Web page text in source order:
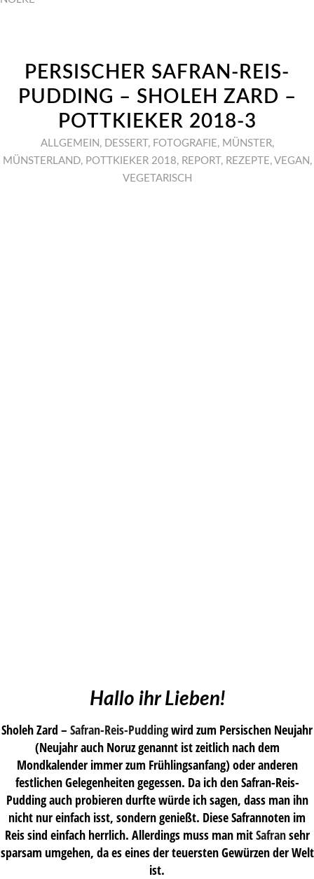
PERSISCHER SAFRAN-REIS-
PUDDING – SHOLEH ZARD –
POTTKIEKER 2018-3
ALLGEMEIN , DESSERT , FOTOGRAFIE, MÜNSTER,
MÜNSTERLAND, POTTKIEKER 2018, REPORT , REZEPTE, VEGAN ,
VEGETARISCH
Hallo ihr Lieben!
Sholeh Zard – Safran-Reis-Puddingwird zum Persischen Neujahr
(Neujahr auch Noruz genannt ist zeitlich nach dem
Mondkalender immer zum Frühlingsanfang) oder anderen
festlichen Gelegenheiten gegessen. Da ich den Safran-Reis-
Pudding auch probieren durfte würde ich sagen, dass man ihn
nicht nur einfach isst, sondern genießt. Diese Safrannoten im
Reis sind einfach herrlich. Allerdings muss man mitSafransehr
sparsam umgehen, da es eines der teuersten Gewürzen der Welt
ist.